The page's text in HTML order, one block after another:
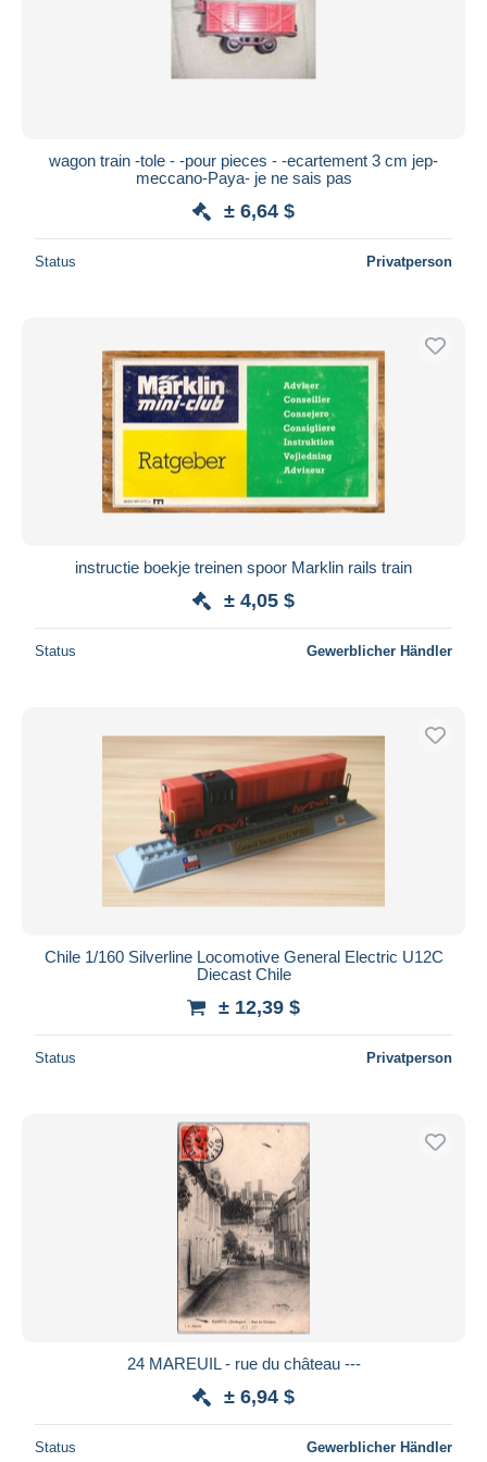
wagon train -tole - -pour pieces - -ecartement 3 cm jep-
meccano-Paya- je ne sais pas
± 6,64 $
Status Privatperson
instructie boekje treinen spoor Marklin rails train
± 4,05 $
Status Gewerblicher Händler
Chile 1/160 Silverline Locomotive General Electric U12C
Diecast Chile
± 12,39 $
Status Privatperson
24 MAREUIL - rue du château ---
± 6,94 $
Status Gewerblicher Händler